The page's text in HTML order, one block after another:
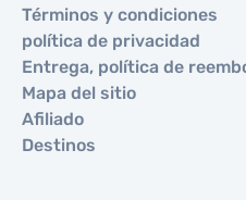
Términos y condiciones
política de privacidad
Entrega, política de
Mapa del sitio
Afiliado
Destinos